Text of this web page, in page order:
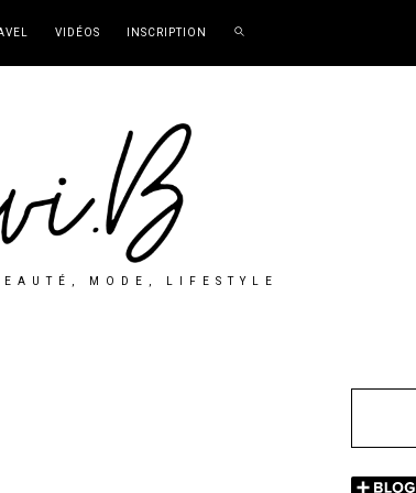
VIDÉOS INSCRIPTION
MODE, LIFESTYLE